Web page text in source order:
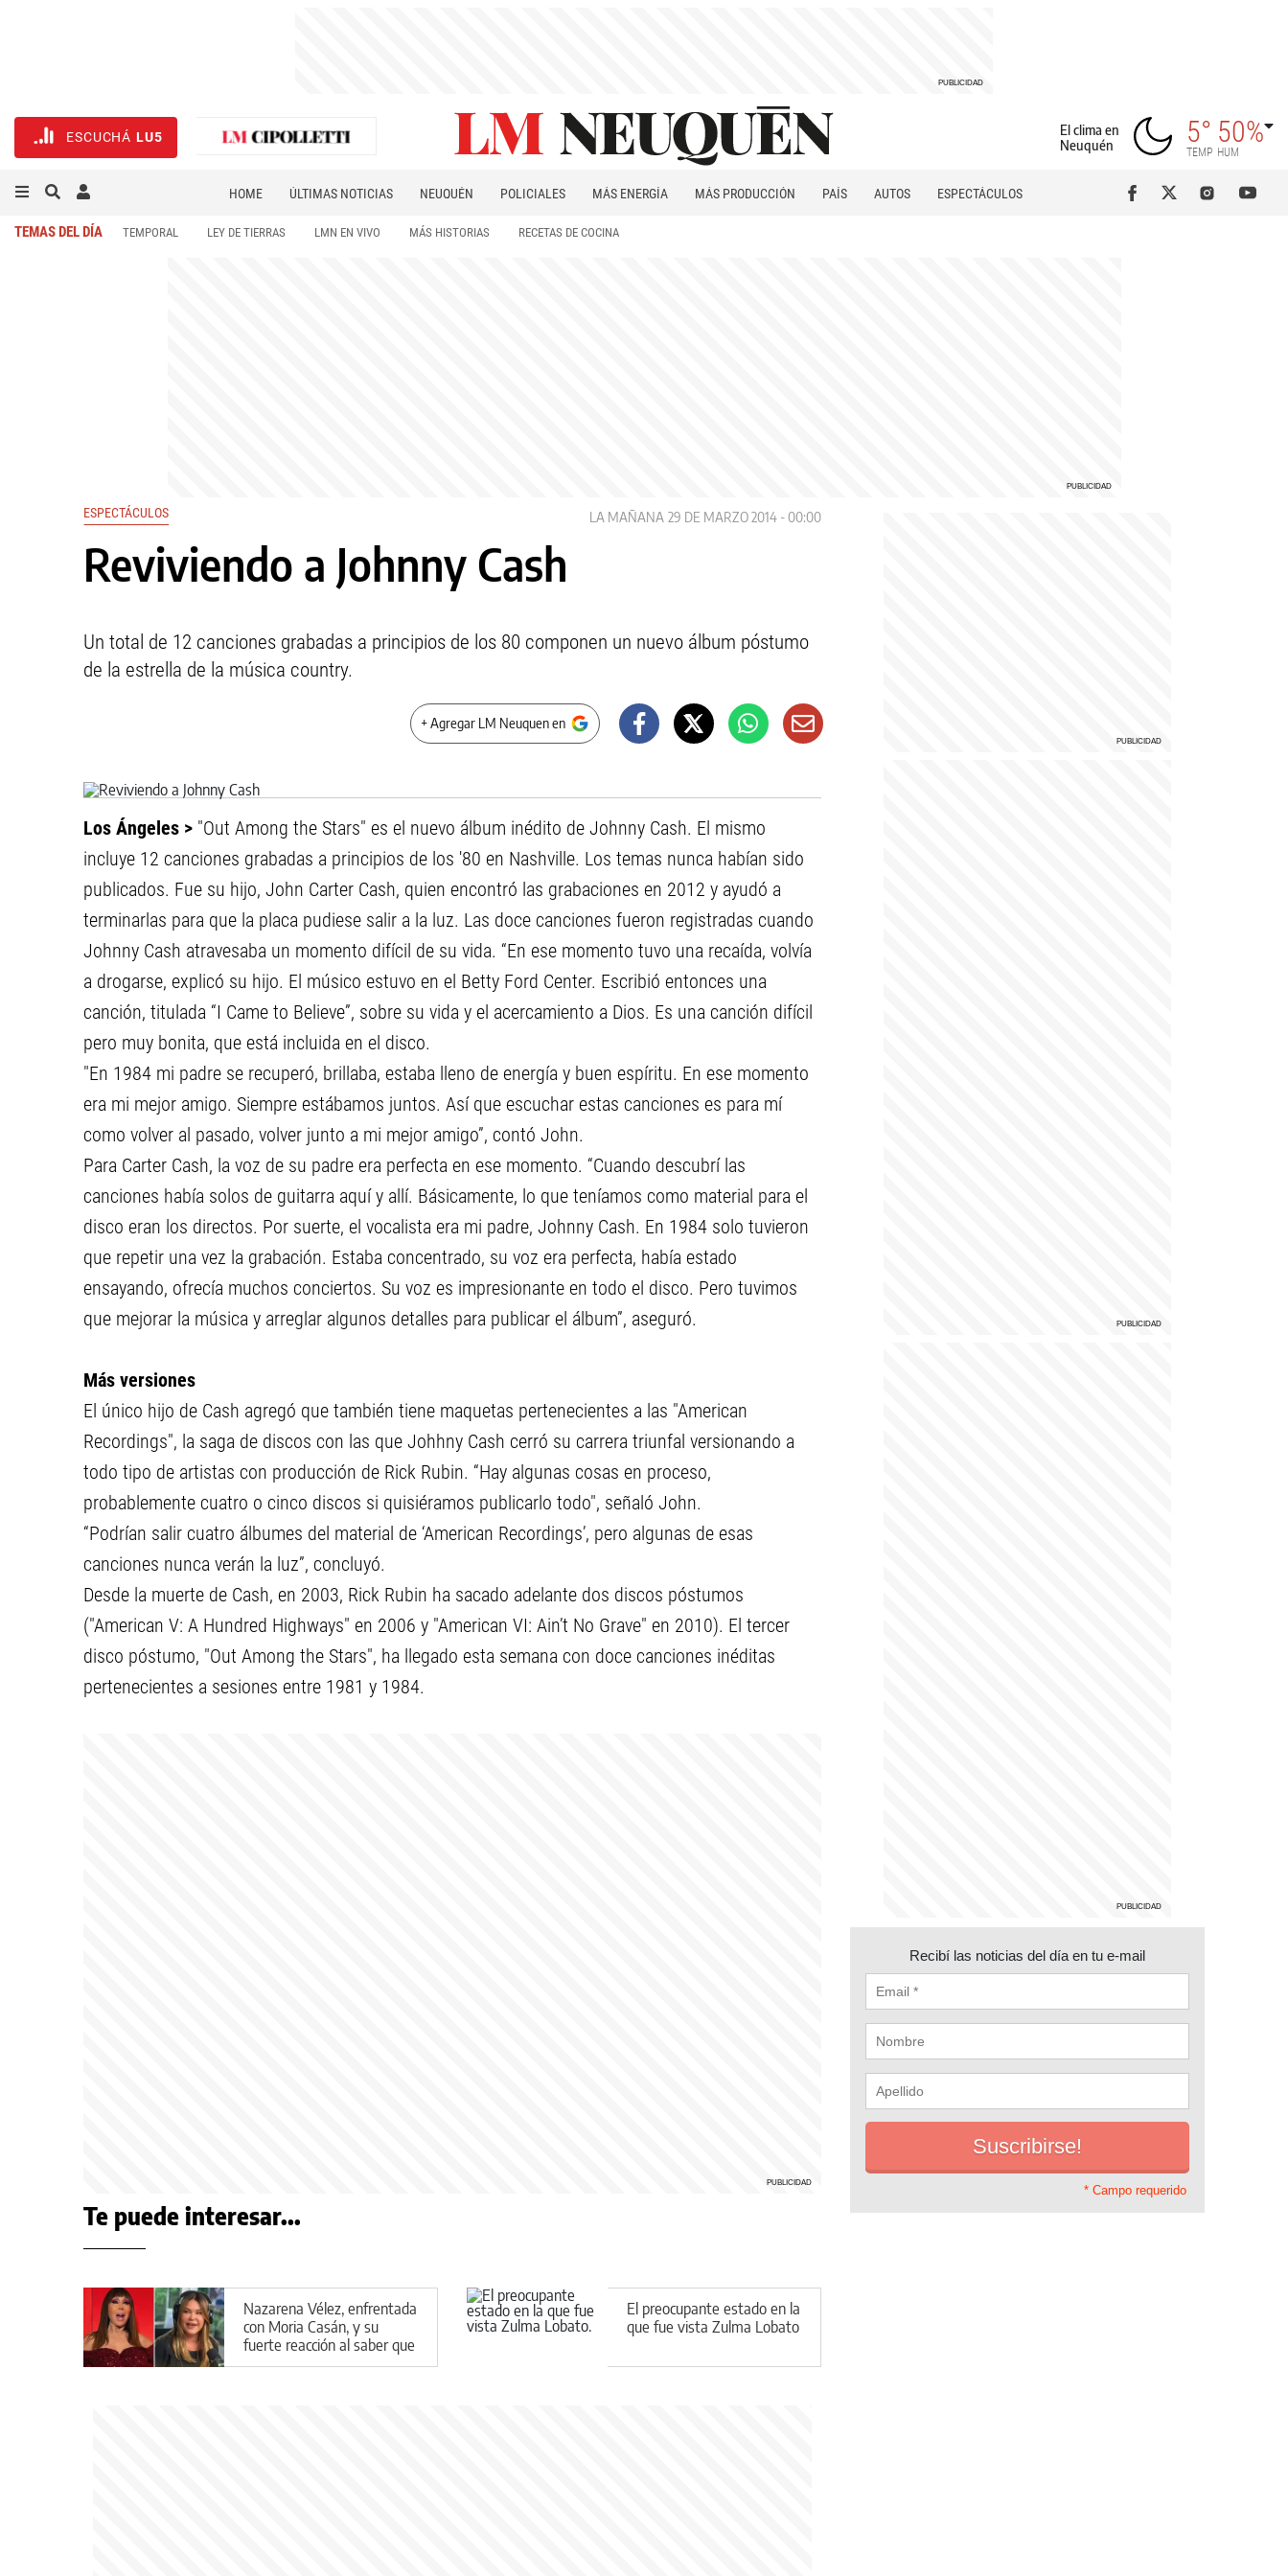
ESCUCHÁ LU5
El clima en
Neuquén
5°
TEMP
50%
HUM
HOME ÚLTIMAS NOTICIAS NEUQUÉN POLICIALES MÁS ENERGÍA MÁS PRODUCCIÓN PAÍS AUTOS
ESPECTÁCULOS
TEMAS DEL DÍA TEMPORAL LEY DE TIERRAS LMN EN VIVO MÁS HISTORIAS RECETAS DE COCINA
ESPECTÁCULOS LA MAÑANA 29 DE MARZO 2014 - 00:00
Reviviendo a Johnny Cash
Un total de 12 canciones grabadas a principios de los 80 componen un nuevo álbum póstumo
de la estrella de la música country.
+ Agregar LM Neuquen en
Los Ángeles > "Out Among the Stars" es el nuevo álbum inédito de Johnny Cash. El mismo
incluye 12 canciones grabadas a principios de los '80 en Nashville. Los temas nunca habían sido
publicados. Fue su hijo, John Carter Cash, quien encontró las grabaciones en 2012 y ayudó a
terminarlas para que la placa pudiese salir a la luz. Las doce canciones fueron registradas cuando
Johnny Cash atravesaba un momento difícil de su vida. “En ese momento tuvo una recaída, volvía
a drogarse, explicó su hijo. El músico estuvo en el Betty Ford Center. Escribió entonces una
canción, titulada “I Came to Believe”, sobre su vida y el acercamiento a Dios. Es una canción difícil
pero muy bonita, que está incluida en el disco.
"En 1984 mi padre se recuperó, brillaba, estaba lleno de energía y buen espíritu. En ese momento
era mi mejor amigo. Siempre estábamos juntos. Así que escuchar estas canciones es para mí
como volver al pasado, volver junto a mi mejor amigo”, contó John.
Para Carter Cash, la voz de su padre era perfecta en ese momento. “Cuando descubrí las
canciones había solos de guitarra aquí y allí. Básicamente, lo que teníamos como material para el
disco eran los directos. Por suerte, el vocalista era mi padre, Johnny Cash. En 1984 solo tuvieron
que repetir una vez la grabación. Estaba concentrado, su voz era perfecta, había estado
ensayando, ofrecía muchos conciertos. Su voz es impresionante en todo el disco. Pero tuvimos
que mejorar la música y arreglar algunos detalles para publicar el álbum”, aseguró.
Más versiones
El único hijo de Cash agregó que también tiene maquetas pertenecientes a las "American
Recordings", la saga de discos con las que Johhny Cash cerró su carrera triunfal versionando a
todo tipo de artistas con producción de Rick Rubin. “Hay algunas cosas en proceso,
probablemente cuatro o cinco discos si quisiéramos publicarlo todo", señaló John.
“Podrían salir cuatro álbumes del material de ‘American Recordings’, pero algunas de esas
canciones nunca verán la luz”, concluyó.
Desde la muerte de Cash, en 2003, Rick Rubin ha sacado adelante dos discos póstumos
("American V: A Hundred Highways" en 2006 y "American VI: Ain’t No Grave" en 2010). El tercer
disco póstumo, "Out Among the Stars", ha llegado esta semana con doce canciones inéditas
pertenecientes a sesiones entre 1981 y 1984.
Te puede interesar...
Nazarena Vélez, enfrentada
con Moria Casán, y su
fuerte reacción al saber que
aparecería en la serie de la
El preocupante estado en la
que fue vista Zulma Lobato
Recibí las noticias del día en tu e-mail
* Campo requerido